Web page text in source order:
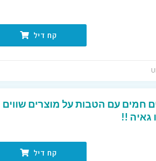
קח דיל
חמים עם הטבות על מוצרים שווים
גאיה !!
קח דיל